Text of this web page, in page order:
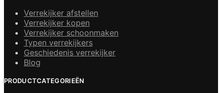
Verrekijker afstellen
Verrekijker kopen
Verrekijker schoonmaken
Typen verrekijkers
Geschiedenis verrekijker
Blog
PRODUCTCATEGORIEËN